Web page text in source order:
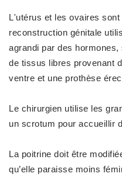
L'utérus et les ovaires
reconstruction génitale
agrandi par des
de tissus libres provenant
ventre et une prothèse
Le chirurgien utilise les
un scrotum pour accueillir
La poitrine doit être
qu’elle paraisse moins